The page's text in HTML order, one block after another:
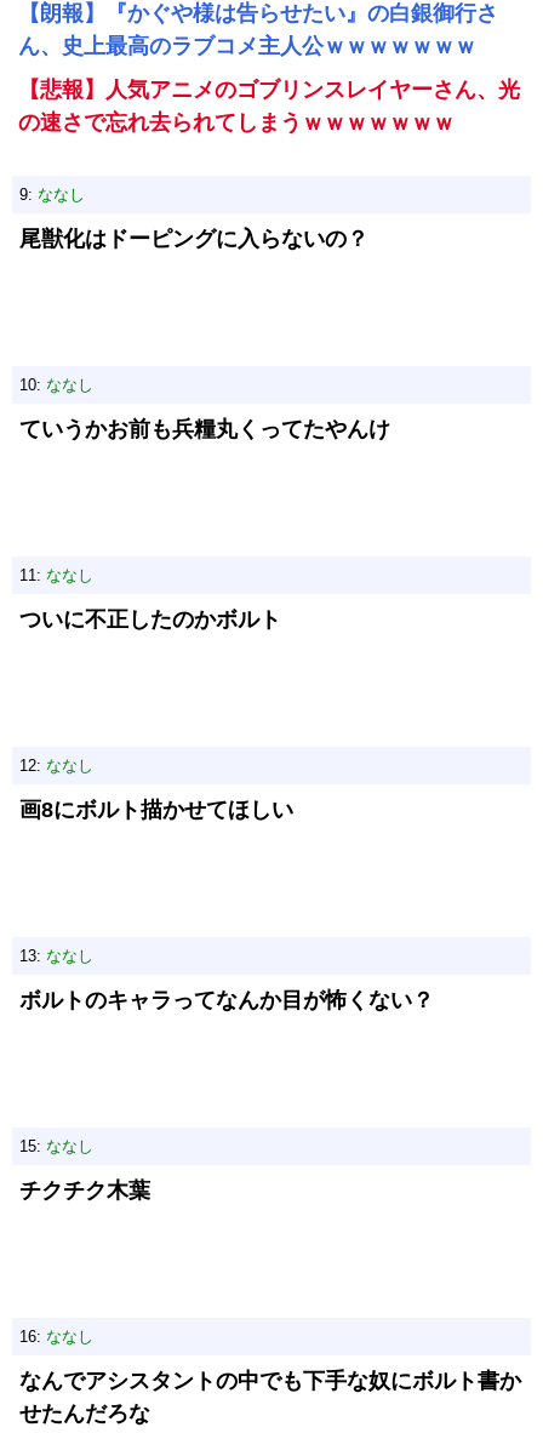
【朗報】『かぐや様は告らせたい』の白銀御行さ
ん、史上最高のラブコメ主人公ｗｗｗｗｗｗｗ
【悲報】人気アニメのゴブリンスレイヤーさん、光
の速さで忘れ去られてしまうｗｗｗｗｗｗｗ
9: ななし
尾獣化はドーピングに入らないの？
10: ななし
ていうかお前も兵糧丸くってたやんけ
11: ななし
ついに不正したのかボルト
12: ななし
画8にボルト描かせてほしい
13: ななし
ボルトのキャラってなんか目が怖くない？
15: ななし
チクチク木葉
16: ななし
なんでアシスタントの中でも下手な奴にボルト書か
せたんだろな